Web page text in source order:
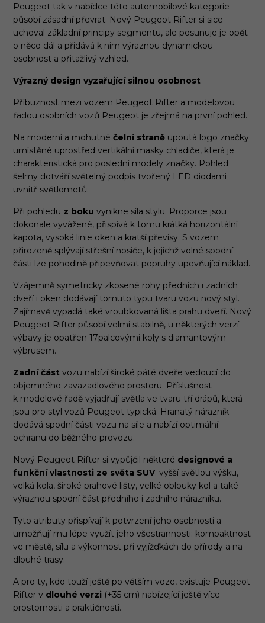
Peugeot tak v nabídce této automobilové kategorie
působí zásadní převrat. Nový Peugeot Rifter si sice
uchoval základní principy segmentu, ale posunuje je opět
o něco dál a přidává k nim výraznou dynamickou
osobnost a přitažlivý vzhled.
Výrazný design vyzařující silnou osobnost
Příbuznost mezi vozem Peugeot Rifter a modelovou
řadou osobních vozů Peugeot je zřejmá na první pohled.
Na moderní a mohutnéčelní straně upoutá logo značky
umístěné uprostřed vertikální masky chladiče, která je
charakteristická pro poslední modely značky. Pohled
šelmy dotváří světelný podpis tvořený LED diodami
uvnitř světlometů.
Při pohledu z bokuvynikne síla stylu. Proporce jsou
dokonale vyvážené, přispívá k tomu krátká horizontální
kapota, vysoká linie oken a kratší převisy. S vozem
přirozeně splývají střešní nosiče, k jejichž volné spodní
části lze pohodlně připevňovat popruhy upevňující náklad.
Vzájemně symetricky zkosené rohy předních i zadních
dveří i oken dodávají tomuto typu tvaru vozu nový styl.
Zajímavě vypadá také vroubkovaná lišta prahu dveří. Nový
Peugeot Rifter působí velmi stabilně, u některých verzí
výbavy je opatřen 17palcovými koly s diamantovým
výbrusem.
Zadní částvozu nabízí široké páté dveře vedoucí do
objemného zavazadlového prostoru. Příslušnost
k modelové řadě vyjadřují světla ve tvaru tří drápů, která
jsou pro styl vozů Peugeot typická. Hranatý nárazník
dodává spodní části vozu na síle a nabízí optimální
ochranu do běžného provozu.
Nový Peugeot Rifter si vypůjčil některé designové a
funkční vlastnosti ze světa SUV: vyšší světlou výšku,
velká kola, široké prahové lišty, velké oblouky kol a také
výraznou spodní část předního i zadního nárazníku.
Tyto atributy přispívají k potvrzení jeho osobnosti a
umožňují mu lépe využít jeho všestrannosti: kompaktnost
ve městě, sílu a výkonnost při vyjížďkách do přírody a na
dlouhé trasy.
A pro ty, kdo touží ještě po větším voze, existuje Peugeot
Rifter v dlouhé verzi (+35 cm) nabízející ještě více
prostornosti a praktičnosti.